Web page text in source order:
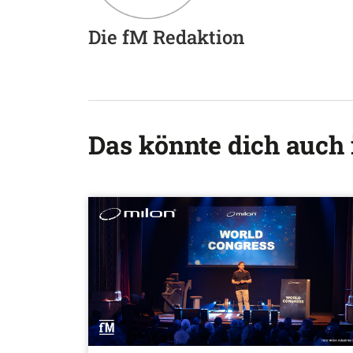
Die fM Redaktion
Das könnte dich